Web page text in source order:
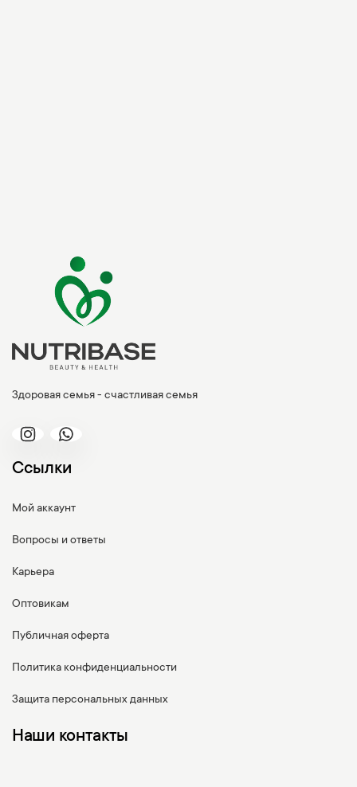
Здоровая семья - счастливая семья
Ссылки
Мой аккаунт
Вопросы и ответы
Карьера
Оптовикам
Публичная оферта
Политика конфиденциальности
Защита персональных данных
Наши контакты